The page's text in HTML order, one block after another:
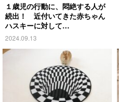
１歳児の行動に、悶絶する人が
続出！ 近付いてきた赤ちゃん
ハスキーに対して…
2024.09.13